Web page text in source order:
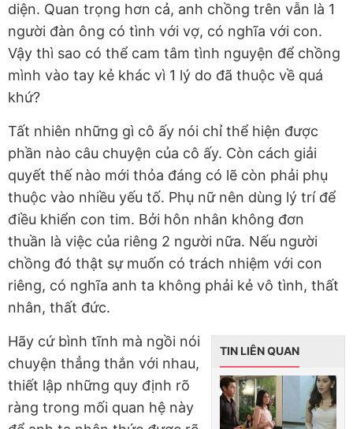
diện. Quan trọng hơn cả, anh chồng trên vẫn là 1
người đàn ông có tình với vợ, có nghĩa với con.
Vậy thì sao có thể cam tâm tình nguyện để chồng
mình vào tay kẻ khác vì 1 lý do đã thuộc về quá
khứ?
Tất nhiên những gì cô ấy nói chỉ thể hiện được
phần nào câu chuyện của cô ấy. Còn cách giải
quyết thế nào mới thỏa đáng có lẽ còn phải phụ
thuộc vào nhiều yếu tố. Phụ nữ nên dùng lý trí để
điều khiển con tim. Bởi hôn nhân không đơn
thuần là việc của riêng 2 người nữa. Nếu người
chồng đó thật sự muốn có trách nhiệm với con
riêng, có nghĩa anh ta không phải kẻ vô tình, thất
nhân, thất đức.
TIN LIÊN QUAN
Hãy cứ bình tĩnh mà ngồi nói
chuyện thẳng thắn với nhau,
thiết lập những quy định rõ
ràng trong mối quan hệ này